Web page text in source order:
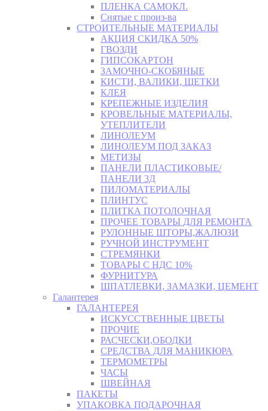
ПЛЕНКА САМОКЛ.
Снятые с произ-ва
СТРОИТЕЛЬНЫЕ МАТЕРИАЛЫ
АКЦИЯ СКИДКА 50%
ГВОЗДИ
ГИПСОКАРТОН
ЗАМОЧНО-СКОБЯНЫЕ
КИСТИ, ВАЛИКИ, ЩЕТКИ
КЛЕЯ
КРЕПЕЖНЫЕ ИЗДЕЛИЯ
КРОВЕЛЬНЫЕ МАТЕРИАЛЫ,
УТЕПЛИТЕЛИ
ЛИНОЛЕУМ
ЛИНОЛЕУМ ПОД ЗАКАЗ
МЕТИЗЫ
ПАНЕЛИ ПЛАСТИКОВЫЕ/
ПАНЕЛИ 3Д
ПИЛОМАТЕРИАЛЫ
ПЛИНТУС
ПЛИТКА ПОТОЛОЧНАЯ
ПРОЧЕЕ ТОВАРЫ ДЛЯ РЕМОНТА
РУЛОННЫЕ ШТОРЫ,ЖАЛЮЗИ
РУЧНОЙ ИНСТРУМЕНТ
СТРЕМЯНКИ
ТОВАРЫ С НДС 10%
ФУРНИТУРА
ШПАТЛЕВКИ, ЗАМАЗКИ, ЦЕМЕНТ
Галантерея
ГАЛАНТЕРЕЯ
ИСКУССТВЕННЫЕ ЦВЕТЫ
ПРОЧИЕ
РАСЧЕСКИ,ОБОДКИ
СРЕДСТВА ДЛЯ МАНИКЮРА
ТЕРМОМЕТРЫ
ЧАСЫ
ШВЕЙНАЯ
ПАКЕТЫ
УПАКОВКА ПОДАРОЧНАЯ